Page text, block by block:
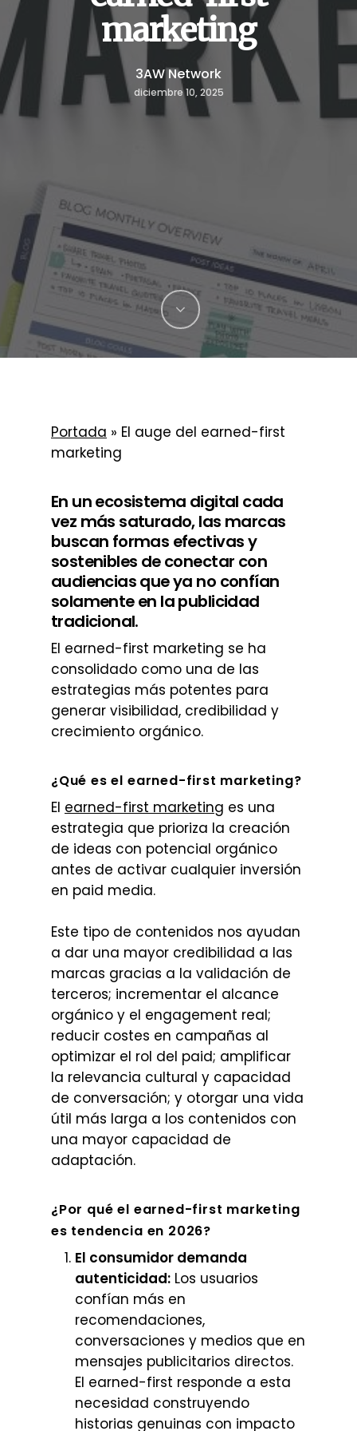
marketing
3AW Network
diciembre 10, 2025
Portada » El auge del earned-first
marketing
En un ecosistema digital cada
vez más saturado, las marcas
buscan formas efectivas y
sostenibles de conectar con
audiencias que ya no confían
solamente en la publicidad
tradicional.
El earned-first marketing se ha
consolidado como una de las
estrategias más potentes para
generar visibilidad, credibilidad y
crecimiento orgánico.
¿Qué es el earned-first marketing?
El earned-first marketing es una
estrategia que prioriza la creación
de ideas con potencial orgánico
antes de activar cualquier inversión
en paid media.
Este tipo de contenidos nos ayudan
a dar una mayor credibilidad a las
marcas gracias a la validación de
terceros; incrementar el alcance
orgánico y el engagement real;
reducir costes en campañas al
optimizar el rol del paid; amplificar
la relevancia cultural y capacidad
de conversación; y otorgar una vida
útil más larga a los contenidos con
una mayor capacidad de
adaptación.
¿Por qué el earned-first marketing
es tendencia en 2026?
El consumidor demanda
autenticidad: Los usuarios
confían más en
recomendaciones,
conversaciones y medios que en
mensajes publicitarios directos.
El earned-first responde a esta
necesidad construyendo
historias genuinas con impacto